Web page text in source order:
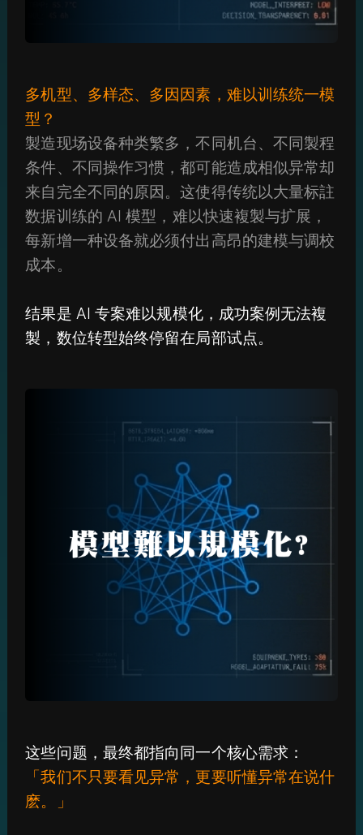
多机型、多样态、多因因素，难以训练统一模
型？
製造现场设备种类繁多，不同机台、不同製程
条件、不同操作习惯，都可能造成相似异常却
来自完全不同的原因。这使得传统以大量标註
数据训练的 AI 模型，难以快速複製与扩展，
每新增一种设备就必须付出高昂的建模与调校
成本。
结果是 AI 专案难以规模化，成功案例无法複
製，数位转型始终停留在局部试点。
这些问题，最终都指向同一个核心需求：
「我们不只要看见异常，更要听懂异常在说什
麽。」